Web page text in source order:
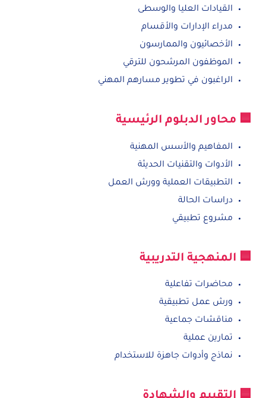
القيادات العليا والوسطى
مدراء الإدارات والأقسام
الأخصائيون والممارسون
الموظفون المرشحون للترقي
الراغبون في تطوير مسارهم المهني
🟦 محاور الدبلوم الرئيسية
المفاهيم والأسس المهنية
الأدوات والتقنيات الحديثة
التطبيقات العملية وورش العمل
دراسات الحالة
مشروع تطبيقي
🟦 المنهجية التدريبية
محاضرات تفاعلية
ورش عمل تطبيقية
مناقشات جماعية
تمارين عملية
نماذج وأدوات جاهزة للاستخدام